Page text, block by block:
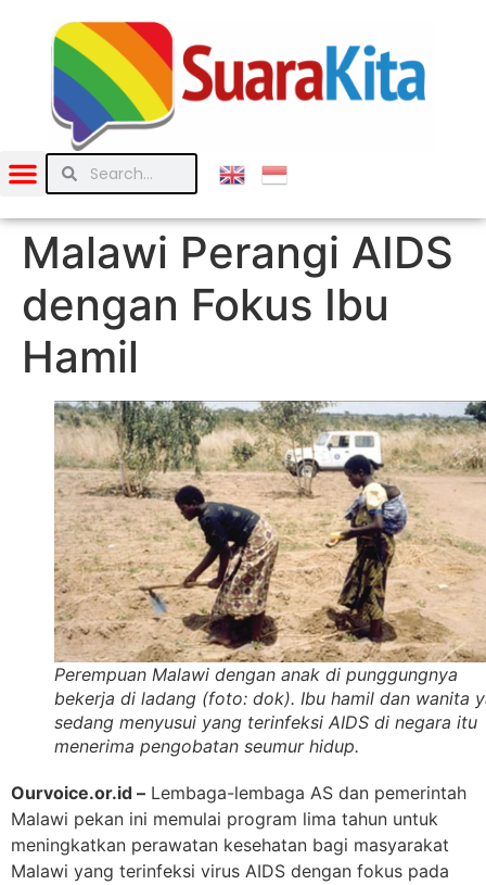
Malawi Perangi AIDS
dengan Fokus Ibu
Hamil
Perempuan Malawi dengan anak di punggungnya
bekerja di ladang (foto: dok). Ibu hamil dan wanita
sedang menyusui yang terinfeksi AIDS di negara itu
menerima pengobatan seumur hidup.
Ourvoice.or.id – Lembaga-lembaga AS dan pemerintah
Malawi pekan ini memulai program lima tahun untuk
meningkatkan perawatan kesehatan bagi masyarakat
Malawi yang terinfeksi virus AIDS dengan fokus pada